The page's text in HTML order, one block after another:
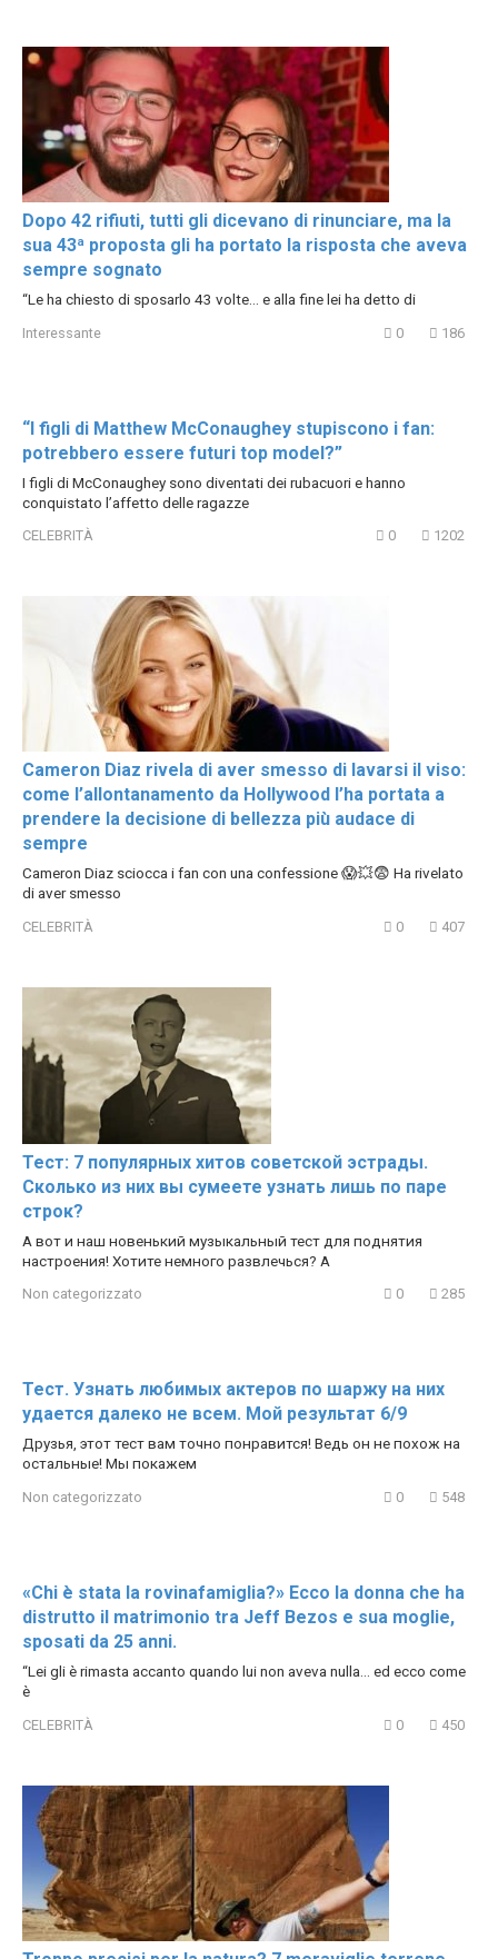
Dopo 42 rifiuti, tutti gli dicevano di rinunciare, ma la
sua 43ª proposta gli ha portato la risposta che aveva
sempre sognato
“Le ha chiesto di sposarlo 43 volte… e alla fine lei ha detto di
Interessante 0 186
“I figli di Matthew McConaughey stupiscono i fan:
potrebbero essere futuri top model?”
I figli di McConaughey sono diventati dei rubacuori e hanno
conquistato l’affetto delle ragazze
CELEBRITÀ 0 1202
Cameron Diaz rivela di aver smesso di lavarsi il viso:
come l’allontanamento da Hollywood l’ha portata a
prendere la decisione di bellezza più audace di
sempre
Cameron Diaz sciocca i fan con una confessione 😱💥😨 Ha rivelato
di aver smesso
CELEBRITÀ 0 407
Тест: 7 популярных хитов советской эстрады.
Сколько из них вы сумеете узнать лишь по паре
строк?
А вот и наш новенький музыкальный тест для поднятия
настроения! Хотите немного развлечься? А
Non categorizzato 0 285
Тест. Узнать любимых актеров по шаржу на них
удается далеко не всем. Мой результат 6/9
Друзья, этот тест вам точно понравится! Ведь он не похож на
остальные! Мы покажем
Non categorizzato 0 548
«Chi è stata la rovinafamiglia?» Ecco la donna che ha
distrutto il matrimonio tra Jeff Bezos e sua moglie,
sposati da 25 anni.
“Lei gli è rimasta accanto quando lui non aveva nulla… ed ecco come
è
CELEBRITÀ 0 450